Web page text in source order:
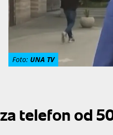
Foto: UNA TV
telefon od